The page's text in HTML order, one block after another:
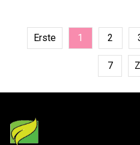
Erste 1 2
7